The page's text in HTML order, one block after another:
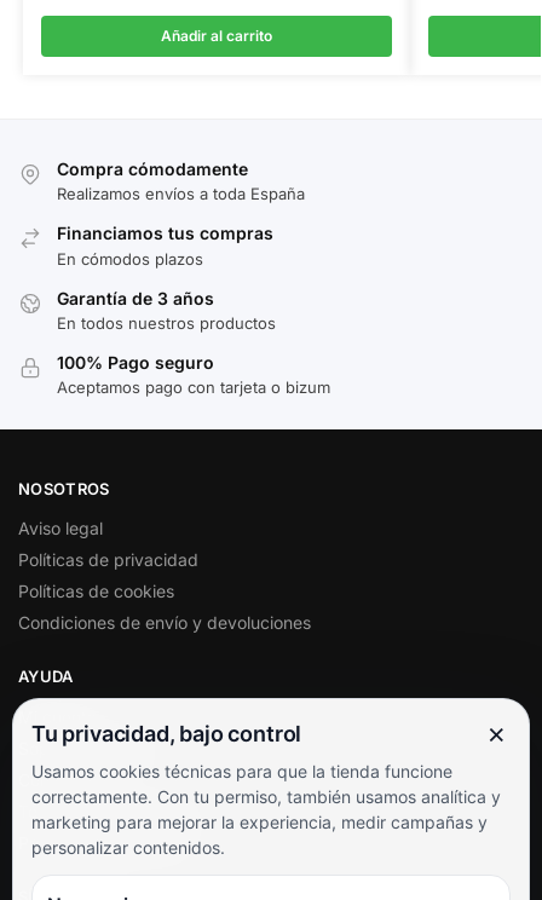
Añadir al carrito
Compra cómodamente
Realizamos envíos a toda España
Financiamos tus compras
En cómodos plazos
Garantía de 3 años
En todos nuestros productos
100% Pago seguro
Aceptamos pago con tarjeta o bizum
NOSOTROS
Aviso legal
Políticas de privacidad
Políticas de cookies
Condiciones de envío y devoluciones
AYUDA
Soporte al cliente
Contacto
Términos y condiciones
Preguntas frecuentes
SÍGUENOS
Tu privacidad, bajo control ×
Usamos cookies técnicas para que la tienda funcione
correctamente. Con tu permiso, también usamos analítica y
marketing para mejorar la experiencia, medir campañas y
personalizar contenidos.